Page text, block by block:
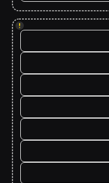
!